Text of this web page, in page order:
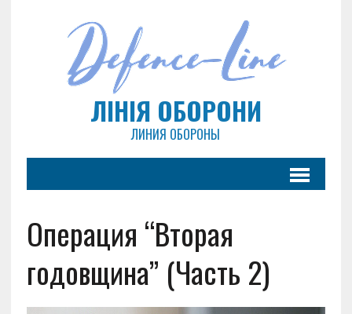
ЛІНІЯ ОБОРОНИ
ЛИНИЯ ОБОРОНЫ
Операция “Вторая
годовщина” (Часть 2)